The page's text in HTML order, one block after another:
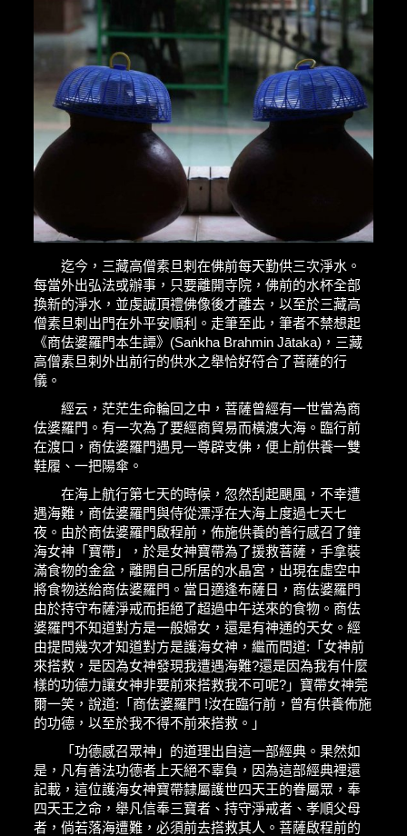
迄今，三藏高僧素旦剌在佛前每天勤供三次淨水。
每當外出弘法或辦事，只要離開寺院，佛前的水杯全部
換新的淨水，並虔誠頂禮佛像後才離去，以至於三藏高
僧素旦剌出門在外平安順利。走筆至此，筆者不禁想起
《商佉婆羅門本生譚》(Saṅkha Brahmin Jātaka)，三藏
高僧素旦剌外出前行的供水之舉恰好符合了菩薩的行
儀。
經云，茫茫生命輪回之中，菩薩曾經有一世當為商
佉婆羅門。有一次為了要經商貿易而橫渡大海。臨行前
在渡口，商佉婆羅門遇見一尊辟支佛，便上前供養一雙
鞋履、一把陽傘。
在海上航行第七天的時候，忽然刮起颶風，不幸遭
遇海難，商佉婆羅門與侍從漂浮在大海上度過七天七
夜。由於商佉婆羅門啟程前，佈施供養的善行感召了鐘
海女神「寶帶」，於是女神寶帶為了援救菩薩，手拿裝
滿食物的金盆，離開自己所居的水晶宮，出現在虛空中
將食物送給商佉婆羅門。當日適逢布薩日，商佉婆羅門
由於持守布薩淨戒而拒絕了超過中午送來的食物。商佉
婆羅門不知道對方是一般婦女，還是有神通的天女。經
由提問幾次才知道對方是護海女神，繼而問道:「女神前
來搭救，是因為女神發現我遭遇海難?還是因為我有什麼
樣的功德力讓女神非要前來搭救我不可呢?」寶帶女神莞
爾一笑，說道:「商佉婆羅門 !汝在臨行前，曾有供養佈施
的功德，以至於我不得不前來搭救。」
「功德感召眾神」的道理出自這一部經典。果然如
是，凡有善法功德者上天絕不辜負，因為這部經典裡還
記載，這位護海女神寶帶隸屬護世四天王的眷屬眾，奉
四天王之命，舉凡信奉三寶者、持守淨戒者、孝順父母
者，倘若落海遭難，必須前去搭救其人。菩薩啟程前的